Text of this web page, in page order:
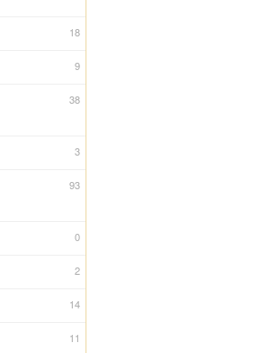
18
9
38
3
93
0
2
14
11